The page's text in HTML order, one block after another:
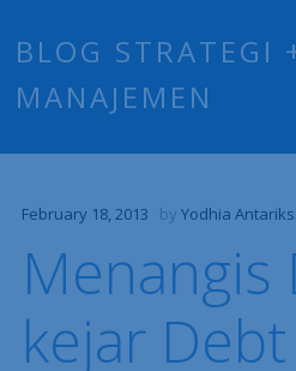
BLOG STRATEGI
MANAJEMEN
February 18, 2013 by Yodhia
Menangis
kejar Debt